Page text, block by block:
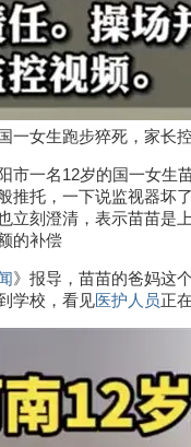
一女生跑步猝死，家长
市一名12岁的国一女生
推托，一下说监视器坏
立刻澄清，表示苗苗是
的补偿
》报导，苗苗的爸妈这
学校，看见医护人员正